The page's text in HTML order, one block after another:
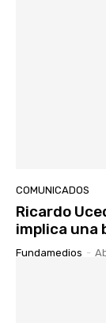
COMUNICADOS
Ricardo
implica una
Fundamedios -